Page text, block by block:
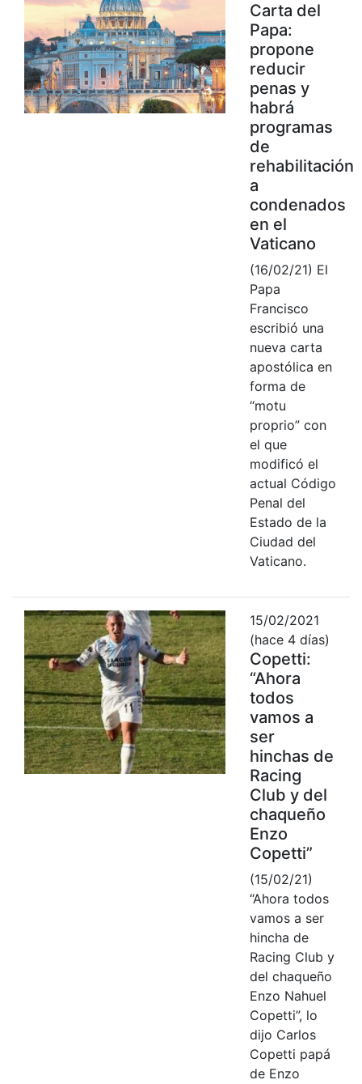
Carta del
Papa:
propone
reducir
penas y
habrá
programas
de
rehabilitación
a
condenados
en el
Vaticano
(16/02/21) El
Papa
Francisco
escribió una
nueva carta
apostólica en
forma de
“motu
proprio” con
el que
modificó el
actual Código
Penal del
Estado de la
Ciudad del
Vaticano.
15/02/2021
(hace 4 días)
Copetti:
“Ahora
todos
vamos a
ser
hinchas de
Racing
Club y del
chaqueño
Enzo
Copetti”
(15/02/21)
“Ahora todos
vamos a ser
hincha de
Racing Club y
del chaqueño
Enzo Nahuel
Copetti”, lo
dijo Carlos
Copetti papá
de Enzo